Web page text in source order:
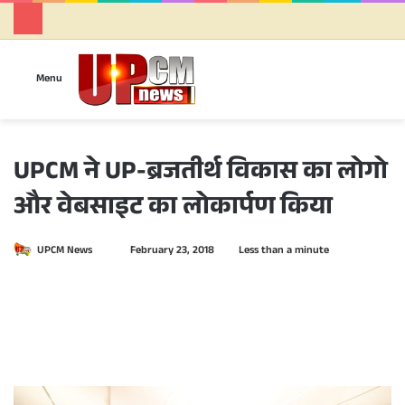
Menu
UPCM ने UP-ब्रजतीर्थ विकास का लोगो
और वेबसाइट का लोकार्पण किया
UPCM News
e
February 23, 2018 Less than a minute